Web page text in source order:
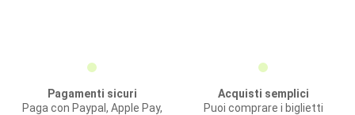
Pagamenti sicuri
Paga con Paypal, Apple Pay,
Acquisti semplici
Puoi comprare i biglietti